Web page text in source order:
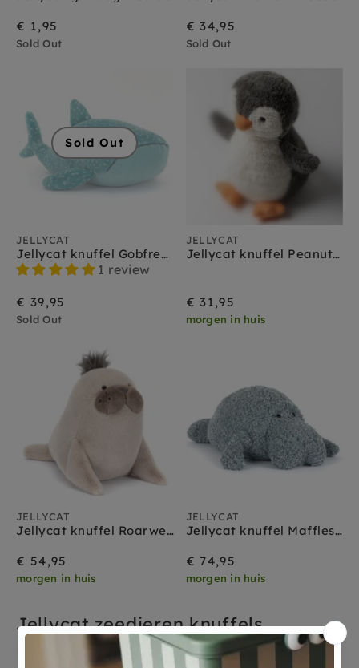
Jellycat amuseables
Jellycat amfibieën
Jellycat bag charms
Jellycat boerderijdieren
Jellycat bunny
Jellycat christmas
Jellycat dinosaurus
Jellycat dragons
Jellycat insecten
Jellycat knuffeldoekjes
Jellycat monsters
Jellycat schoudertasjes
Jellycat smudge
Jellycat octopus
Jellycat vogels
Jellycat vos
Jellycat wilde dieren
€ 1,95
Sold Out
€ 34,95
Sold Out
Sold Out
JELLYCAT
Jellycat knuffel Gobfrey Whale Shark
1 review
€ 39,95
Sold Out
JELLYCAT
Jellycat knuffel Peanut Penguin Medium
€ 31,95
morgen in huis
JELLYCAT
Jellycat knuffel Roarwell Sea Lion
€ 54,95
morgen in huis
JELLYCAT
Jellycat knuffel Maffles Manatee
€ 74,95
morgen in huis
Jellycat zeedieren knuffels